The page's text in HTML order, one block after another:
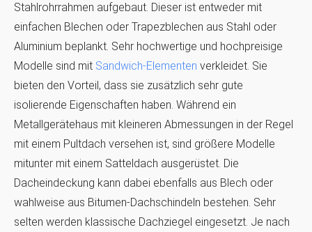
Stahlrohrrahmen aufgebaut. Dieser ist entweder mit
einfachen Blechen oder Trapezblechen aus Stahl oder
Aluminium beplankt. Sehr hochwertige und hochpreisige
Modelle sind mit Sandwich-Elementen verkleidet. Sie
bieten den Vorteil, dass sie zusätzlich sehr gute
isolierende Eigenschaften haben. Während ein
Metallgerätehaus mit kleineren Abmessungen in der Regel
mit einem Pultdach versehen ist, sind größere Modelle
mitunter mit einem Satteldach ausgerüstet. Die
Dacheindeckung kann dabei ebenfalls aus Blech oder
wahlweise aus Bitumen-Dachschindeln bestehen. Sehr
selten werden klassische Dachziegel eingesetzt. Je nach